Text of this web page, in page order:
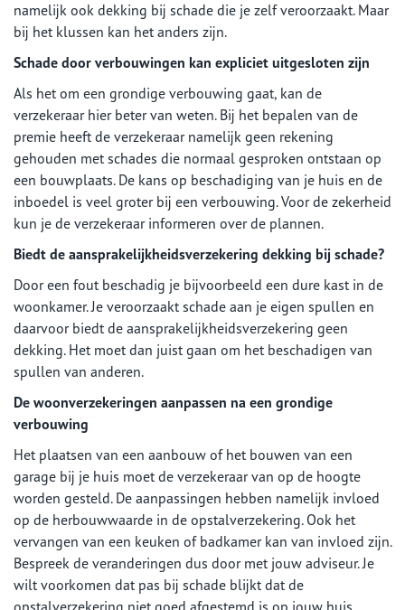
namelijk ook dekking bij schade die je zelf veroorzaakt. Maar
bij het klussen kan het anders zijn.
Schade door verbouwingen kan expliciet uitgesloten zijn
Als het om een grondige verbouwing gaat, kan de
verzekeraar hier beter van weten. Bij het bepalen van de
premie heeft de verzekeraar namelijk geen rekening
gehouden met schades die normaal gesproken ontstaan op
een bouwplaats. De kans op beschadiging van je huis en de
inboedel is veel groter bij een verbouwing. Voor de zekerheid
kun je de verzekeraar informeren over de plannen.
Biedt de aansprakelijkheidsverzekering dekking bij schade?
Door een fout beschadig je bijvoorbeeld een dure kast in de
woonkamer. Je veroorzaakt schade aan je eigen spullen en
daarvoor biedt de aansprakelijkheidsverzekering geen
dekking. Het moet dan juist gaan om het beschadigen van
spullen van anderen.
De woonverzekeringen aanpassen na een grondige
verbouwing
Het plaatsen van een aanbouw of het bouwen van een
garage bij je huis moet de verzekeraar van op de hoogte
worden gesteld. De aanpassingen hebben namelijk invloed
op de herbouwwaarde in de opstalverzekering. Ook het
vervangen van een keuken of badkamer kan van invloed zijn.
Bespreek de veranderingen dus door met jouw adviseur. Je
wilt voorkomen dat pas bij schade blijkt dat de
opstalverzekering niet goed afgestemd is op jouw huis.